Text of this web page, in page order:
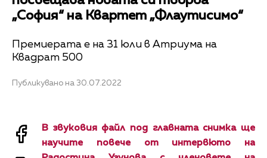
„София“ на Квартет „Флаутисимо“
Премиерата е на 31 юли в Атриума на
Квадрат 500
Публикувано на 30.07.2022
В звуковия файл под главната снимка ще
научите повече от интервюто на